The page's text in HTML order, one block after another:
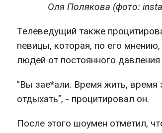
Оля Полякова (фото:
Телеведущий также
певицы, которая, по его
людей от постоянного давления
"Вы зае*али. Время жить,
отдыхать", - процитировал он.
После этого шоумен отметил,